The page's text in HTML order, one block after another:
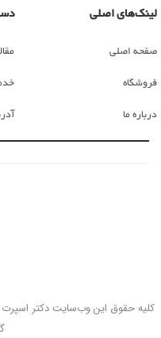
لینک‌های اصلی
صفحه اصلی
فروشگاه
درباره ما
کلیه حقوق این وب‌سایت دکتر